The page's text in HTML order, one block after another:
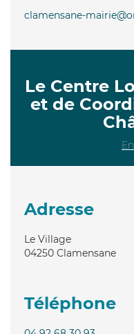
clamensane-
Le Centre
et de
Adresse
Le Village
04250 Clamensane
Téléphone